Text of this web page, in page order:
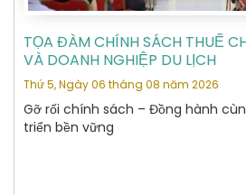
TỌA ĐÀM CHÍNH SÁCH THUẾ
VÀ DOANH NGHIỆP DU LỊCH
Thứ 5, Ngày 06 tháng 08 năm 2026
Gỡ rối chính sách – Đồng hành
triển bền vững